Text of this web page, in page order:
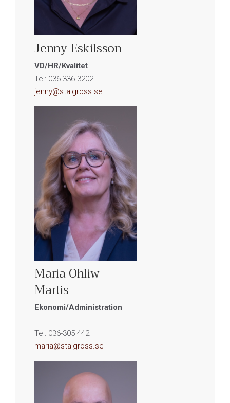
Jenny Eskilsson
VD/HR/Kvalitet
Tel: 036-336 3202
jenny@stalgross.se
Maria Ohliw-
Martis
Ekonomi/Administration
Tel: 036-305 442
maria@stalgross.se